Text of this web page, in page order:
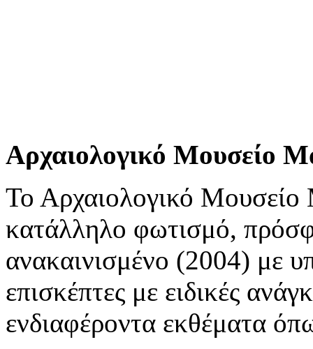
Αρχαιολογικό Μουσείο
Το Αρχαιολογικό
κατάλληλο φωτισμό,
ανακαινισμένο (2004) με
επισκέπτες με ειδικές
ενδιαφέροντα εκθέματα